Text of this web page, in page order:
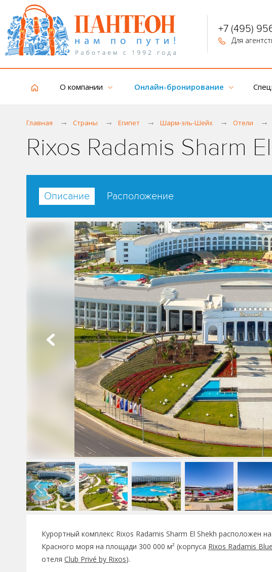
+7 (495)
Для
О компании Онлайн-бронирование
Главная Страны Египет Шарм-эль-Шейх Отели
Rixos Radamis Sharm
Описание Расположение
Курортный комплекс Rixos Radamis Sharm El Shekh расположен
Красного моря на площади 300 000 м² (корпуса Rixos Radamis
отеля Club Privé by Rixos).